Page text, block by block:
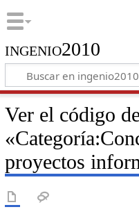
ingenio2010
Ver el código
proyectos